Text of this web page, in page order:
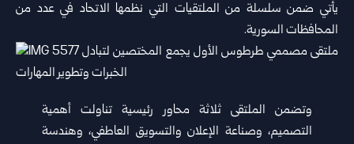
يأتي ضمن سلسلة من ‏الملتقيات التي نظمها الاتحاد في عدد من
المحافظات السورية.‏
وتضمن الملتقى ثلاثة محاور رئيسية تناولت أهمية
التصميم، وصناعة ‏الإعلان والتسويق العاطفي، وهندسة